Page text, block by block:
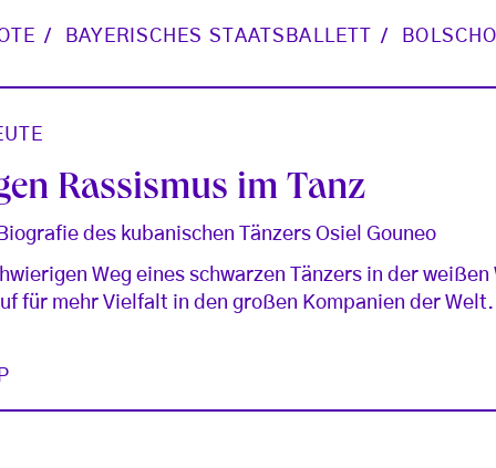
BAYERISCHES STAATSBALLETT
Rassismus im Tanz
des kubanischen Tänzers Osiel Gouneo
Weg eines schwarzen Tänzers in der
für mehr Vielfalt in den großen Kompanien der Welt.